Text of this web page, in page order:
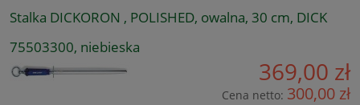
Stalka DICKORON , POLISHED, owalna, 30 cm, DICK
75503300, niebieska
369,00 zł
Cena netto: 300,00 zł